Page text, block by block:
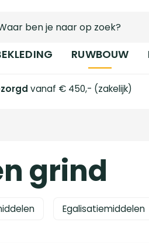
RUWBOUW
vanaf € 450,- (zakelijk)
grind
Egalisatiemiddelen